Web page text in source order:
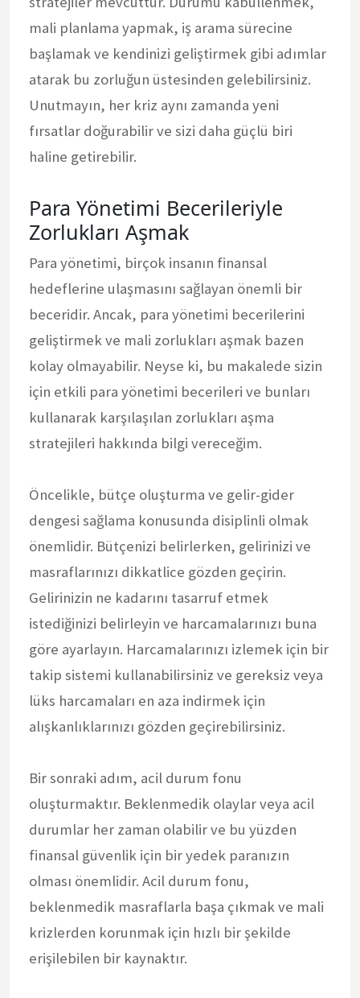
mali planlama yapmak, iş arama sürecine
başlamak ve kendinizi geliştirmek gibi adımlar
atarak bu zorluğun üstesinden gelebilirsiniz.
Unutmayın, her kriz aynı zamanda yeni
fırsatlar doğurabilir ve sizi daha güçlü biri
haline getirebilir.
Para Yönetimi Becerileriyle
Zorlukları Aşmak
Para yönetimi, birçok insanın finansal
hedeflerine ulaşmasını sağlayan önemli bir
beceridir. Ancak, para yönetimi becerilerini
geliştirmek ve mali zorlukları aşmak bazen
kolay olmayabilir. Neyse ki, bu makalede sizin
için etkili para yönetimi becerileri ve bunları
kullanarak karşılaşılan zorlukları aşma
stratejileri hakkında bilgi vereceğim.
Öncelikle, bütçe oluşturma ve gelir-gider
dengesi sağlama konusunda disiplinli olmak
önemlidir. Bütçenizi belirlerken, gelirinizi ve
masraflarınızı dikkatlice gözden geçirin.
Gelirinizin ne kadarını tasarruf etmek
istediğinizi belirleyin ve harcamalarınızı buna
göre ayarlayın. Harcamalarınızı izlemek için bir
takip sistemi kullanabilirsiniz ve gereksiz veya
lüks harcamaları en aza indirmek için
alışkanlıklarınızı gözden geçirebilirsiniz.
Bir sonraki adım, acil durum fonu
oluşturmaktır. Beklenmedik olaylar veya acil
durumlar her zaman olabilir ve bu yüzden
finansal güvenlik için bir yedek paranızın
olması önemlidir. Acil durum fonu,
beklenmedik masraflarla başa çıkmak ve mali
krizlerden korunmak için hızlı bir şekilde
erişilebilen bir kaynaktır.